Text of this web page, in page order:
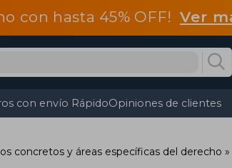
con hasta 45% OFF!Ver
con envío RápidoOpiniones de clientes
concretos y áreas específicas del derecho